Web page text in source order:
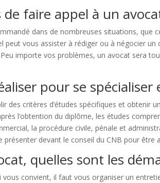
faire appel à un
dans de nombreuses situations,
peut vous assister à rédiger ou à négocier
importe vos problèmes, un avocat sera
pour se spécialiser
des critères d’études spécifiques et obtenir
l’obtention du diplôme, les études
la procédure civile, pénale et
devant le conseil du CNB pour être
quelles sont les
convient, il faut vous organiser un